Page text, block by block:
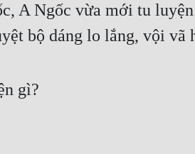
A Ngốc vừa mới tu
bộ dáng lo lắng, vội vã
gì?